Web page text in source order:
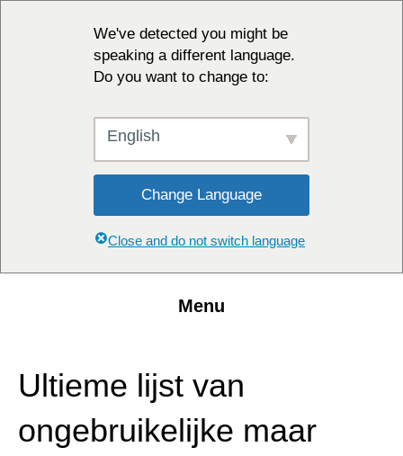
We've detected you might be
speaking a different language.
Do you want to change to:
English
Change Language
Close and do not switch language
Menu
Ultieme lijst van
ongebruikelijke maar